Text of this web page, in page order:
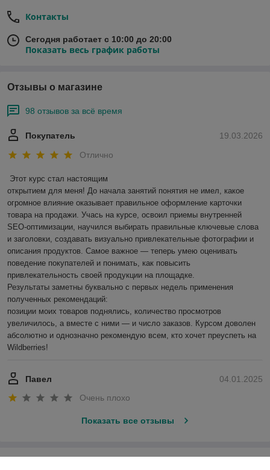
Контакты
Сегодня работает с 10:00 до 20:00
Показать весь график работы
Отзывы о магазине
98 отзывов за всё время
19.03.2026
Покупатель
Отлично
Этот курс стал настоящим
открытием для меня! До начала занятий понятия не имел, какое
огромное влияние оказывает правильное оформление карточки
товара на продажи. Учась на курсе, освоил приемы внутренней
SEO-оптимизации, научился выбирать правильные ключевые слова
и заголовки, создавать визуально привлекательные фотографии и
описания продуктов. Самое важное — теперь умею оценивать
поведение покупателей и понимать, как повысить
привлекательность своей продукции на площадке.
Результаты заметны буквально с первых недель применения
полученных рекомендаций:
позиции моих товаров поднялись, количество просмотров
увеличилось, а вместе с ними — и число заказов. Курсом доволен
абсолютно и однозначно рекомендую всем, кто хочет преуспеть на
Wildberries!
04.01.2025
Павел
Очень плохо
Показать все отзывы